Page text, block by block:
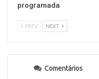
programada
PREV NEXT
Comentários